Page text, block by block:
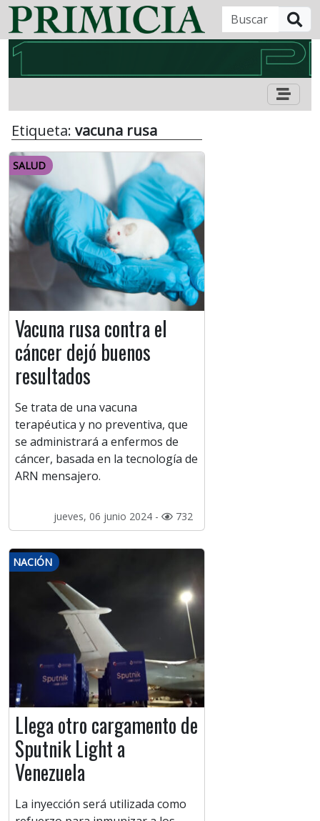
Etiqueta: vacuna rusa
SALUD
Vacuna rusa contra el
cáncer dejó buenos
resultados
Se trata de una vacuna
terapéutica y no preventiva, que
se administrará a enfermos de
cáncer, basada en la tecnología de
ARN mensajero.
jueves, 06 junio 2024 - 732
NACIÓN
Llega otro cargamento de
Sputnik Light a
Venezuela
La inyección será utilizada como